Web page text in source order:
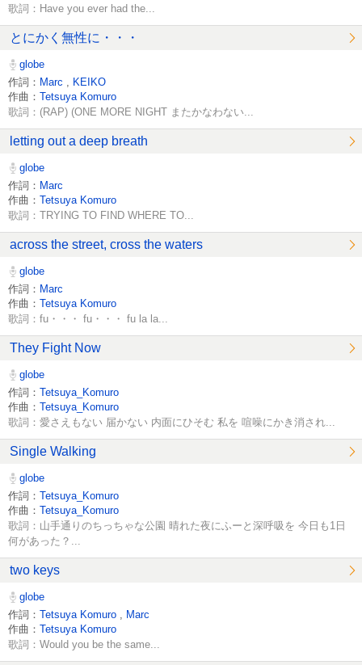
歌詞：Have you ever had the...
とにかく無性に・・・
globe
作詞： Marc
KEIKO
作曲： Tetsuya Komuro
歌詞：(RAP) (ONE MORE NIGHT またかなわない...
letting out a deep breath
globe
作詞： Marc
作曲： Tetsuya Komuro
歌詞：TRYING TO FIND WHERE TO...
across the street, cross the waters
globe
作詞： Marc
作曲： Tetsuya Komuro
歌詞：fu・・・ fu・・・ fu la la...
They Fight Now
globe
作詞： Tetsuya_Komuro
作曲： Tetsuya_Komuro
歌詞：愛さえもない 届かない 内面にひそむ 私を 喧噪にかき消され...
Single Walking
globe
作詞： Tetsuya_Komuro
作曲： Tetsuya_Komuro
歌詞：山手通りのちっちゃな公園 晴れた夜にふーと深呼吸を 今日も1日
何があった？...
two keys
globe
作詞： Tetsuya Komuro
Marc
作曲： Tetsuya Komuro
歌詞：Would you be the same...